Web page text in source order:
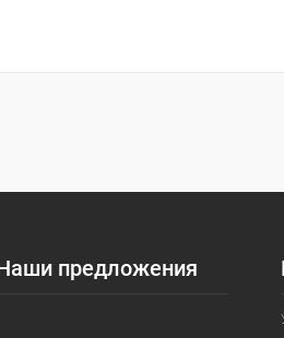
Купить в 1 клик
предложения